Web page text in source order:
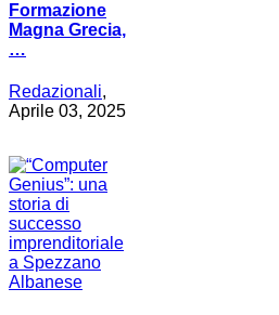
Formazione
Magna Grecia,
…
Redazionali,
Aprile 03, 2025